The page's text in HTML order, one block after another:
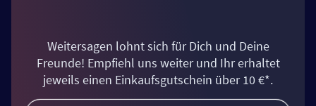
Weitersagen lohnt sich für Dich und Deine
Freunde! Empfiehl uns weiter und Ihr erhaltet
jeweils einen Einkaufsgutschein über 10 €*.